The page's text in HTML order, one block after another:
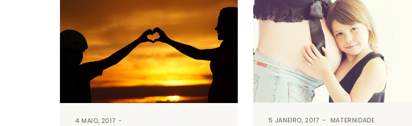
4 MAIO, 2017
5 JANEIRO, 2017 MATERNIDADE